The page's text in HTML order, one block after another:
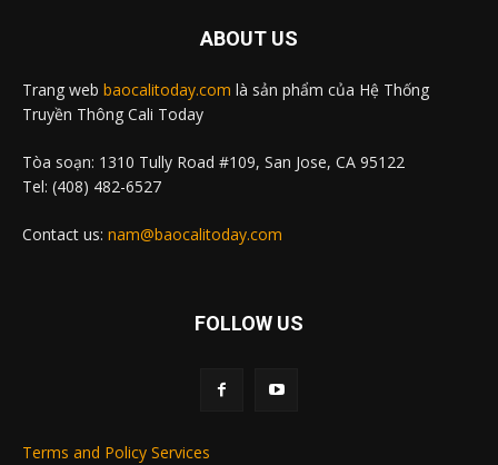
ABOUT US
Trang web baocalitoday.com là sản phẩm của Hệ Thống
Truyền Thông Cali Today
Tòa soạn: 1310 Tully Road #109, San Jose, CA 95122
Tel: (408) 482-6527
Contact us: nam@baocalitoday.com
FOLLOW US
Terms and Policy Services